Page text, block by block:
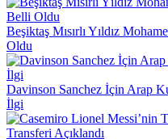
Beşiktaş Mısırlı Yıldız
Oldu
Davinson Sanchez İçin Arap
İlgi